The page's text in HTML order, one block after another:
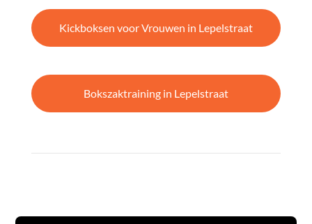
Kickboksen voor Vrouwen in Lepelstraat
Bokszaktraining in Lepelstraat